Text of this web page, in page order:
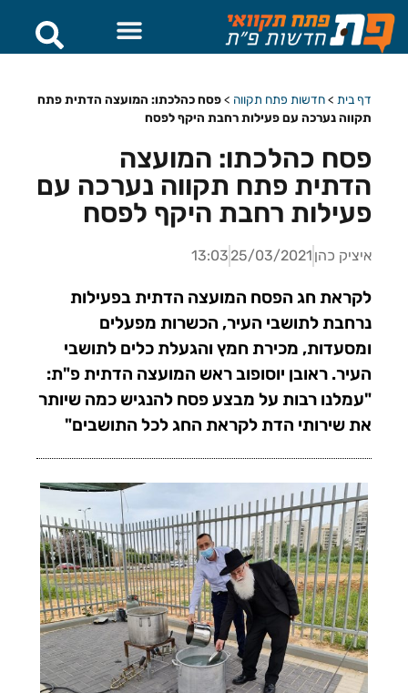
דף בית >חדשות פתח תקווה >פסח כהלכתו: המועצה הדתית פתח
תקווה נערכה עם פעילות רחבת היקף לפסח
פסח כהלכתו: המועצה
הדתית פתח תקווה נערכה עם
פעילות רחבת היקף לפסח
איציק כהן 25/03/2021
13:03
לקראת חג הפסח המועצה הדתית בפעילות
נרחבת לתושבי העיר, הכשרות מפעלים
ומסעדות, מכירת חמץ והגעלת כלים לתושבי
העיר. ראובן יוסופוב ראש המועצה הדתית פ"ת:
"עמלנו רבות על מבצע פסח להנגיש כמה שיותר
את שירותי הדת לקראת החג לכל התושבים"